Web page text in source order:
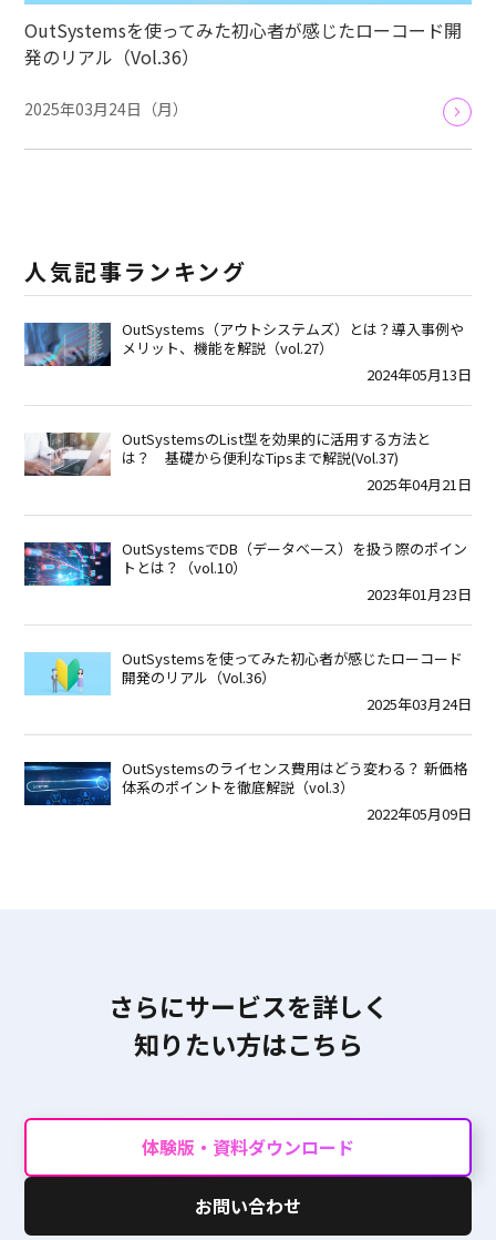
OutSystemsを使ってみた初心者が感じたローコード開
発のリアル（Vol.36）
2025年03月24日（月）
人気記事ランキング
OutSystems（アウトシステムズ）とは？導入事例や
メリット、機能を解説（vol.27）
2024年05月13日
OutSystemsのList型を効果的に活用する方法と
は？ 基礎から便利なTipsまで解説(Vol.37)
2025年04月21日
OutSystemsでDB（データベース）を扱う際のポイン
トとは？（vol.10）
2023年01月23日
OutSystemsを使ってみた初心者が感じたローコード
開発のリアル（Vol.36）
2025年03月24日
OutSystemsのライセンス費用はどう変わる？ 新価格
体系のポイントを徹底解説（vol.3）
2022年05月09日
さらにサービスを詳しく
知りたい方はこちら
体験版・資料ダウンロード
お問い合わせ